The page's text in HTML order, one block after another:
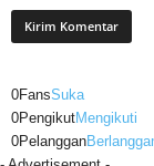
0FansSuka
0PengikutMengikuti
0Pelanggan